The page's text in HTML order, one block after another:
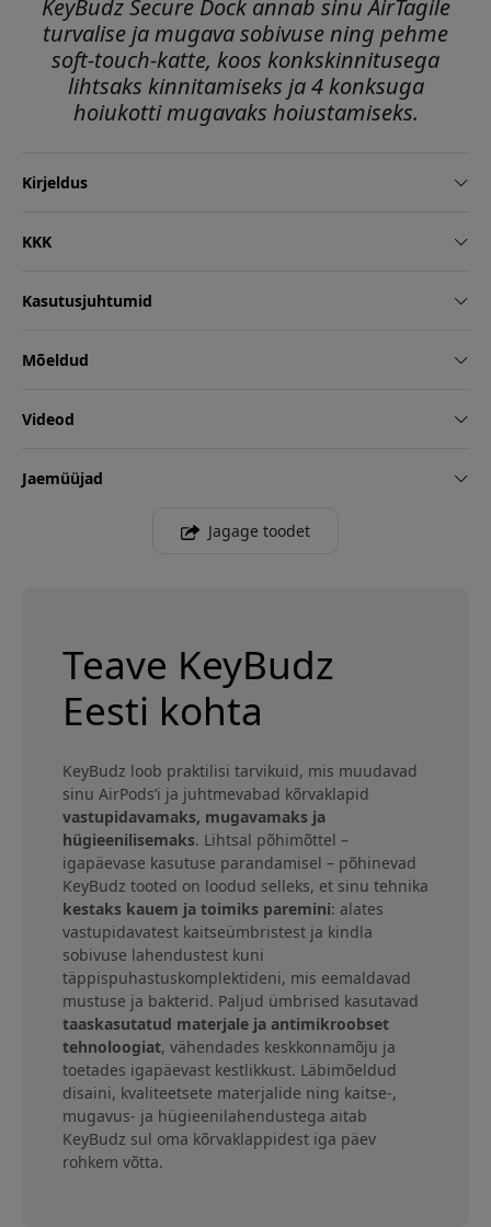
KeyBudz Secure Dock annab sinu AirTagile
turvalise ja mugava sobivuse ning pehme
soft-touch-katte, koos konkskinnitusega
lihtsaks kinnitamiseks ja 4 konksuga
hoiukotti mugavaks hoiustamiseks.
Kirjeldus
KKK
Kasutusjuhtumid
Mõeldud
Videod
Jaemüüjad
Jagage toodet
Teave KeyBudz
Eesti kohta
KeyBudz loob praktilisi tarvikuid, mis muudavad
sinu AirPods’i ja juhtmevabad kõrvaklapid
vastupidavamaks, mugavamaks ja
hügieenilisemaks. Lihtsal põhimõttel –
igapäevase kasutuse parandamisel – põhinevad
KeyBudz tooted on loodud selleks, et sinu tehnika
kestaks kauem ja toimiks paremini: alates
vastupidavatest kaitseümbristest ja kindla
sobivuse lahendustest kuni
täppispuhastuskomplektideni, mis eemaldavad
mustuse ja bakterid. Paljud ümbrised kasutavad
taaskasutatud materjale ja antimikroobset
tehnoloogiat, vähendades keskkonnamõju ja
toetades igapäevast kestlikkust. Läbimõeldud
disaini, kvaliteetsete materjalide ning kaitse-,
mugavus- ja hügieenilahendustega aitab
KeyBudz sul oma kõrvaklappidest iga päev
rohkem võtta.